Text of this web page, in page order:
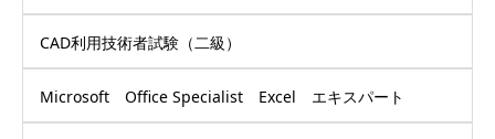
CAD利用技術者試験（二級）
Microsoft Office Specialist Excel エキスパート